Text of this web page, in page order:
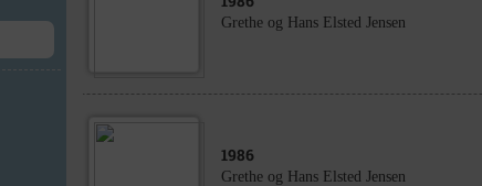
Grethe og Hans Elsted Jensen
1986
Grethe og Hans Elsted Jensen